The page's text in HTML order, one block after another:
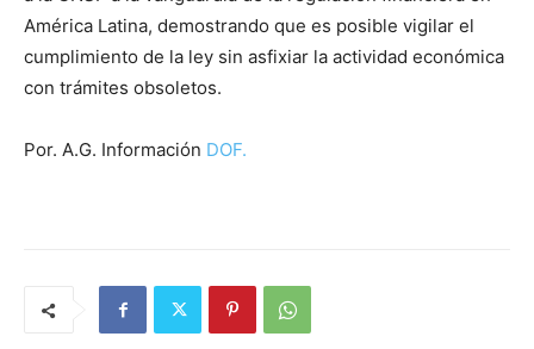
América Latina, demostrando que es posible vigilar el
cumplimiento de la ley sin asfixiar la actividad económica
con trámites obsoletos.
Por. A.G. Información DOF.